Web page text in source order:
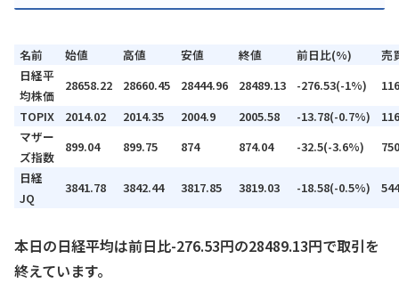
名前 始値 高値 安値 終値 前日比(%)
売
日経平
均株価
28658.22 28660.45 28444.96 28489.13 -276.53(-1%)
TOPIX
2014.02 2014.35 2004.9 2005.58 -13.78(-0.7%)
マザー
ズ指数
899.04 899.75 874 874.04 -32.5(-3.6%)
日経
JQ
3841.78 3842.44 3817.85 3819.03 -18.58(-0.5%)
本日の日経平均は前日比-276.53円の28489.13円で取引を
終えています。